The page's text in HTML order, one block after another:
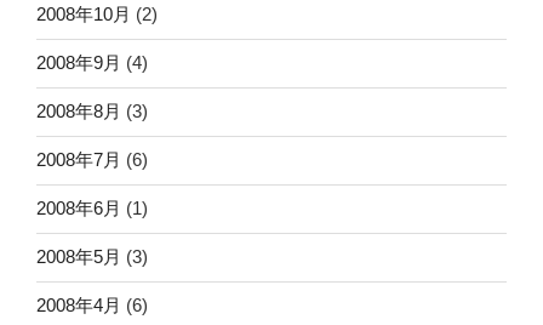
2008年10月 (2)
2008年9月 (4)
2008年8月 (3)
2008年7月 (6)
2008年6月 (1)
2008年5月 (3)
2008年4月 (6)